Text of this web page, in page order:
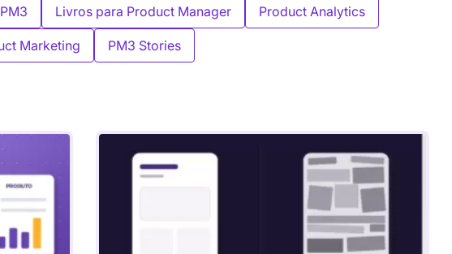
Livros para Product Manager Product Analytics
Marketing PM3 Stories